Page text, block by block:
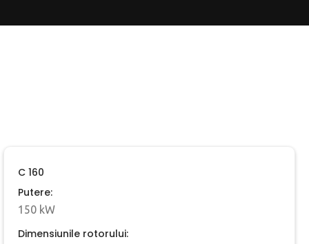
C 160
Putere:
150 kW
Dimensiunile rotorului: